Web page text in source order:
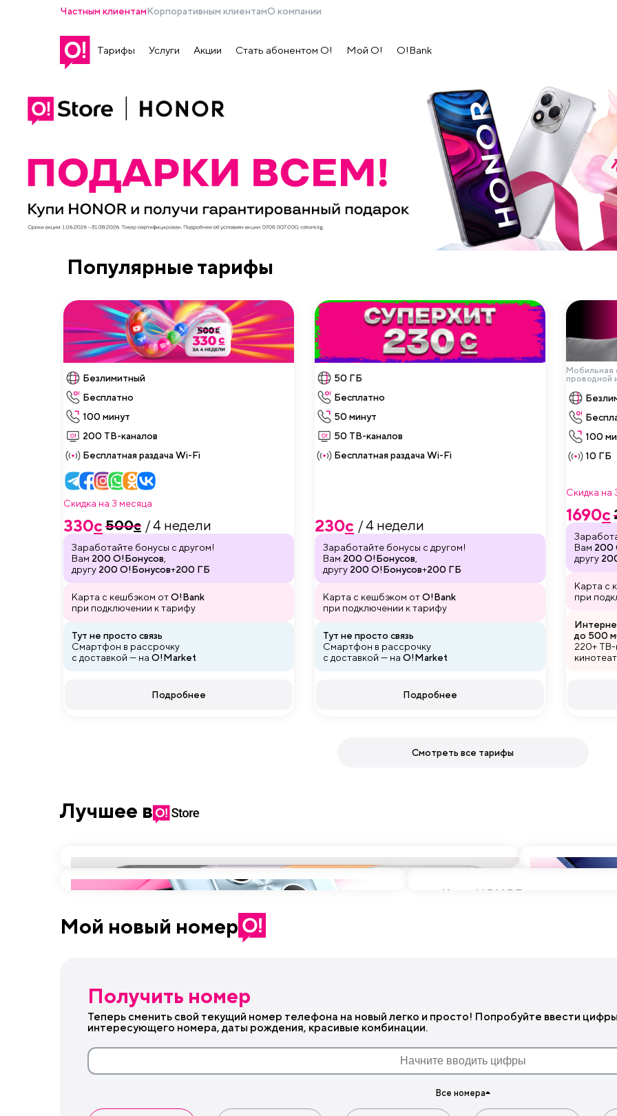
Частным клиентамКорпоративным клиентамО компании
Тарифы Услуги Акции Стать абонентом O! Мой О! O!Bank
Популярные тарифы
Безлимитный
Бесплатно
100 минут
200 ТВ-каналов
Бесплатная раздача Wi-Fi
Скидка на 3 месяца
330c 500c / 4 недели
Заработайте бонусы с другом!
Вам 200 О!Бонусов
другу 200 О!Бонусов+200 ГБ
Карта с кешбэком отO!Bank
при подключении к тарифу
Тут не просто связь
Смартфон в рассрочку
с доставкой — на O!Market
Подробнее
50 ГБ
Бесплатно
50 минут
50 ТВ-каналов
Бесплатная раздача Wi-Fi
230c / 4 недели
Заработайте бонусы с другом!
Вам 200 О!Бонусов
другу 200 О!Бонусов+200 ГБ
Карта с кешбэком отO!Bank
при подключении к тарифу
Тут не просто связь
Смартфон в рассрочку
с доставкой — на O!Market
Подробнее
Мобильная
проводной
100
10 ГБ
Скидка на
1690c
Вам 200
другу
Карта с
при
до 500
220+ ТВ-
Смотреть все тарифы
Лучшее в
Мой новый номер
Получить номер
Теперь сменить свой текущий номер телефона на новый легко и просто! Попробуйте ввести цифры
интересующего номера, даты рождения, красивые комбинации.
Все номера